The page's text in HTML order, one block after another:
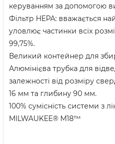
керуванням за допомогою
Фільтр HEPA: вважається
уловлює частинки всіх
99,75%.
Великий контейнер для
Алюмінієва трубка для
залежності від розміру
16 мм та глибину 90 мм.
100% сумісність системи з
MILWAUKEE® M18™